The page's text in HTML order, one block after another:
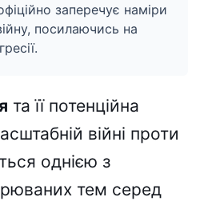
заперечує наміри
посилаючись на
та її потенційна
війні проти
однією з
тем серед